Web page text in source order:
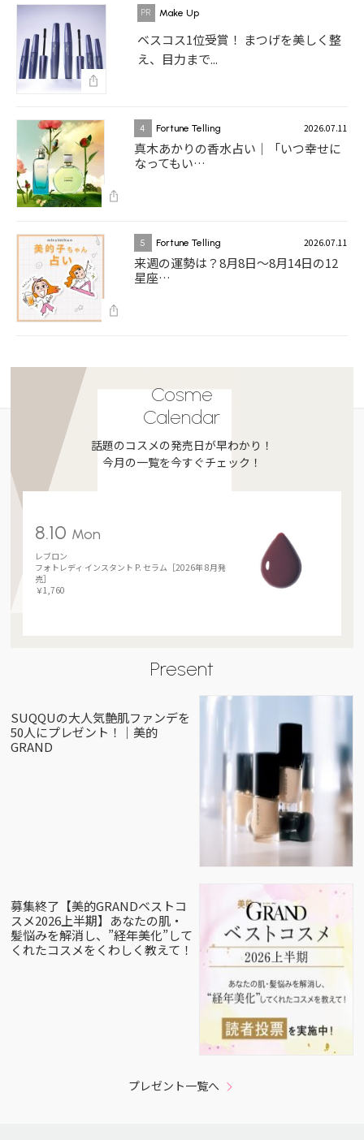
Make Up
ベスコス1位受賞！ まつげを美しく整
え、目力まで...
4 Fortune Telling 2026.07.11
真木あかりの香水占い｜「いつ幸せに
なってもい…
5 Fortune Telling 2026.07.11
来週の運勢は？8月8日～8月14日の12
星座…
Cosme
Calendar
話題のコスメの発売日が早わかり！
今月の一覧を今すぐチェック！
8.10 Mon
レブロン
フォトレディ インスタント P. セラム［2026年 8月発
売］
￥1,760
Present
SUQQUの大人気艶肌ファンデを
50人にプレゼント！｜美的
GRAND
募集終了【美的GRANDベストコ
スメ2026上半期】あなたの肌・
髪悩みを解消し、”経年美化”して
くれたコスメをくわしく教えて！
プレゼント一覧へ